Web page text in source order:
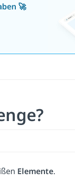
🚀
Elemente.